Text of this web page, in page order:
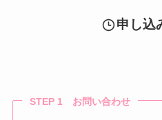
申し込
STEP 1 お問い合わせ